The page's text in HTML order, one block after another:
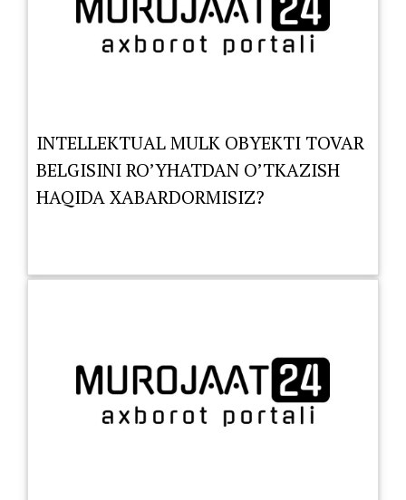
INTELLEKTUAL MULK OBYEKTI TOVAR
BELGISINI RO’YHATDAN O’TKAZISH
HAQIDA XABARDORMISIZ?